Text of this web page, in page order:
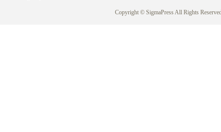
Copyright © SigmaPress All Rights